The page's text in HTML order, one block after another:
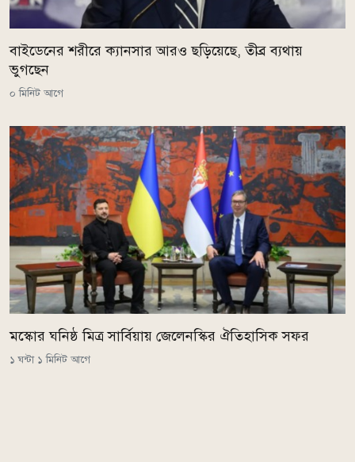
বাইডেনের শরীরে ক্যানসার আরও ছড়িয়েছে, তীব্র ব্যথায়
ভুগছেন
০ মিনিট আগে
মস্কোর ঘনিষ্ঠ মিত্র সার্বিয়ায় জেলেনস্কির ঐতিহাসিক সফর
১ ঘন্টা ১ মিনিট আগে